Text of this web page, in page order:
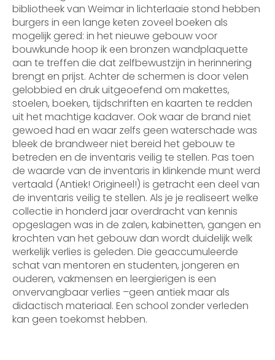
bibliotheek van Weimar in lichterlaaie stond hebben
burgers in een lange keten zoveel boeken als
mogelijk gered: in het nieuwe gebouw voor
bouwkunde hoop ik een bronzen wandplaquette
aan te treffen die dat zelfbewustzijn in herinnering
brengt en prijst. Achter de schermen is door velen
gelobbied en druk uitgeoefend om makettes,
stoelen, boeken, tijdschriften en kaarten te redden
uit het machtige kadaver. Ook waar de brand niet
gewoed had en waar zelfs geen waterschade was
bleek de brandweer niet bereid het gebouw te
betreden en de inventaris veilig te stellen. Pas toen
de waarde van de inventaris in klinkende munt werd
vertaald (Antiek! Origineel!) is getracht een deel van
de inventaris veilig te stellen. Als je je realiseert welke
collectie in honderd jaar overdracht van kennis
opgeslagen was in de zalen, kabinetten, gangen en
krochten van het gebouw dan wordt duidelijk welk
werkelijk verlies is geleden. Die geaccumuleerde
schat van mentoren en studenten, jongeren en
ouderen, vakmensen en leergierigen is een
onvervangbaar verlies –geen antiek maar als
didactisch materiaal. Een school zonder verleden
kan geen toekomst hebben.